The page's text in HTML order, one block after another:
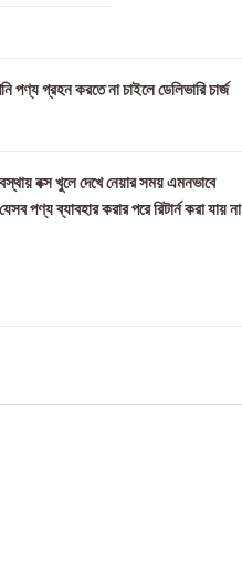
পণ্য গ্রহন করতে না চাইলে ডেলিভারি চার্জ
বক্স খুলে দেখে নেয়ার সময় এমনভাবে
পণ্য ব্যাবহার করার পরে রিটার্ন করা যায় না